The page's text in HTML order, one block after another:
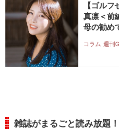
【ゴル
真凛＜前
母の勧め
コラム 週刊
雑誌がまるごと読み放題！